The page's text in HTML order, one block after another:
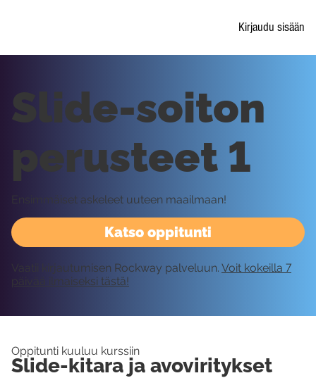
Kirjaudu sisään
Katso oppitunti
Slide-soiton
perusteet 1
Ensimmäiset askeleet uuteen maailmaan!
Vaatii kirjautumisen Rockway palveluun. Voit kokeilla 7
päivää ilmaiseksi tästä!
Oppitunti kuuluu kurssiin
Slide-kitara ja avoviritykset